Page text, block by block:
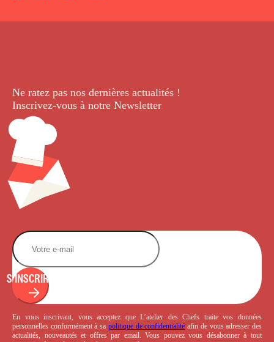
Ne ratez pas nos dernières actualités !
Inscrivez-vous à notre Newsletter.
S'INSCRIRE
En vous inscrivant, vous acceptez que L’atelier des Chefs traite vos données
personnelles conformément à sa politique de confidentialité afin de vous adresser des
actualités, nouveautés et offres par email. Vous pouvez vous désabonner à tout